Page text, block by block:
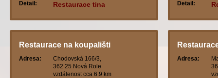
Detail:
Restaurace tina
Detail:
Restaurace na koupališti
Adresa:
Chodovská 166/3,
362 25 Nová Role
vzdálenost cca 6.9 km
Adresa: